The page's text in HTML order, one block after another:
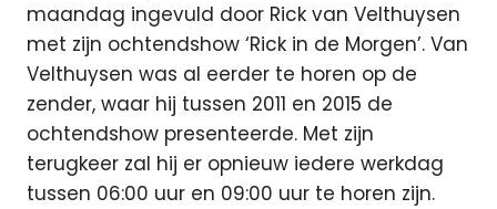
maandag ingevuld door Rick van Velthuysen
met zijn ochtendshow ‘Rick in de Morgen’. Van
Velthuysen was al eerder te horen op de
zender, waar hij tussen 2011 en 2015 de
ochtendshow presenteerde. Met zijn
terugkeer zal hij er opnieuw iedere werkdag
tussen 06:00 uur en 09:00 uur te horen zijn.